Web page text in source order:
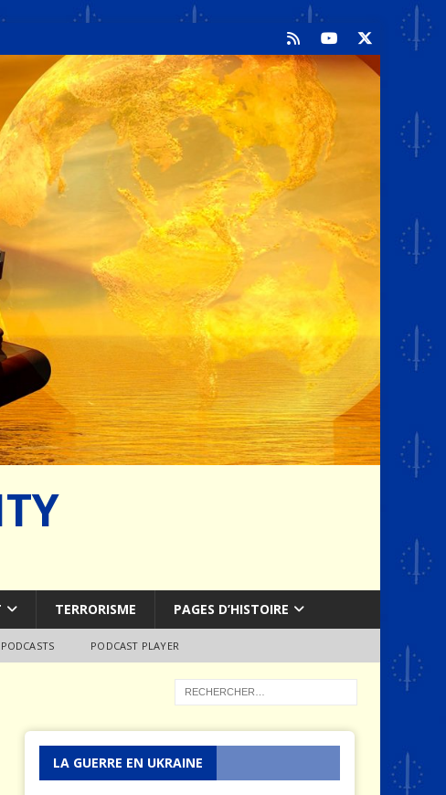
TERRORISME PAGES D’HISTOIRE
PODCASTS PODCAST PLAYER
LA GUERRE EN UKRAINE